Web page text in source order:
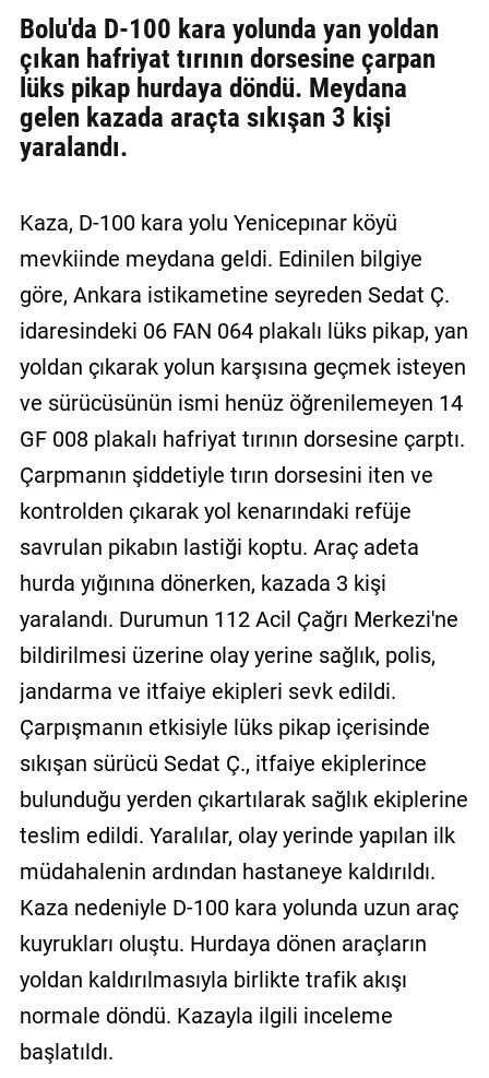
YAZARLAR
BİZE
ULAŞIN
Künye
Gizlilik
Politikası
Bolu'da D-100 kara yolunda yan yoldan
çıkan hafriyat tırının dorsesine çarpan
lüks pikap hurdaya döndü. Meydana
gelen kazada araçta sıkışan 3 kişi
yaralandı.
Kaza, D-100 kara yolu Yenicepınar köyü
mevkiinde meydana geldi. Edinilen bilgiye
göre, Ankara istikametine seyreden Sedat Ç.
idaresindeki 06 FAN 064 plakalı lüks pikap, yan
yoldan çıkarak yolun karşısına geçmek isteyen
ve sürücüsünün ismi henüz öğrenilemeyen 14
GF 008 plakalı hafriyat tırının dorsesine çarptı.
Çarpmanın şiddetiyle tırın dorsesini iten ve
kontrolden çıkarak yol kenarındaki refüje
savrulan pikabın lastiği koptu. Araç adeta
hurda yığınına dönerken, kazada 3 kişi
yaralandı. Durumun 112 Acil Çağrı Merkezi'ne
bildirilmesi üzerine olay yerine sağlık, polis,
jandarma ve itfaiye ekipleri sevk edildi.
Çarpışmanın etkisiyle lüks pikap içerisinde
sıkışan sürücü Sedat Ç., itfaiye ekiplerince
bulunduğu yerden çıkartılarak sağlık ekiplerine
teslim edildi. Yaralılar, olay yerinde yapılan ilk
müdahalenin ardından hastaneye kaldırıldı.
Kaza nedeniyle D-100 kara yolunda uzun araç
kuyrukları oluştu. Hurdaya dönen araçların
yoldan kaldırılmasıyla birlikte trafik akışı
normale döndü. Kazayla ilgili inceleme
başlatıldı.